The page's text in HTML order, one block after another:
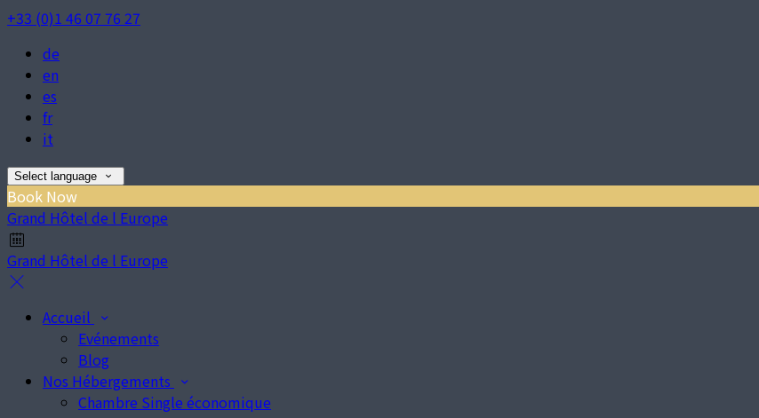
+33 (0)1 46 07 76 27
de
en
es
fr
it
Select language
Book Now
Grand Hôtel de l Europe
Grand Hôtel de l Europe
Accueil
Evénements
Blog
Nos Hébergements
Chambre Single économique